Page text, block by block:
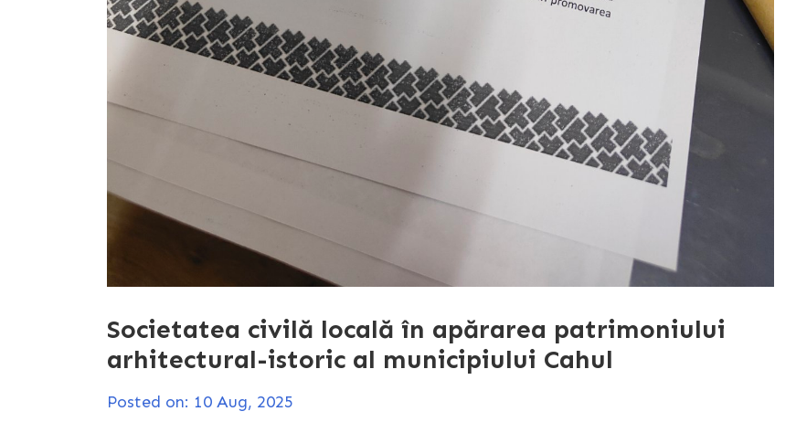
Societatea civilă locală în apărarea patrimoniului
arhitectural-istoric al municipiului Cahul
Posted on: 10 Aug, 2025